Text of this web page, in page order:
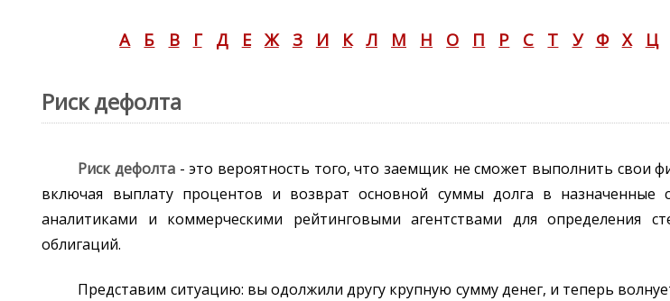
А Б В Г Д Е Ж З И К Л М Н О П Р С Т У Ф Х Ц
Риск дефолта
Риск дефолта - это вероятность того, что заемщик не сможет выполнить свои
включая выплату процентов и возврат основной суммы долга в назначенные
аналитиками и коммерческими рейтинговыми агентствами для определения
облигаций.
Представим ситуацию: вы одолжили другу крупную сумму денег, и теперь